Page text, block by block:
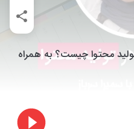
در تولید محتوا چیست؟ به همراه